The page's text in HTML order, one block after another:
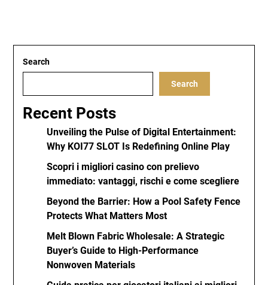
Search
Search
Recent Posts
Unveiling the Pulse of Digital Entertainment:
Why KOI77 SLOT Is Redefining Online Play
Scopri i migliori casino con prelievo
immediato: vantaggi, rischi e come scegliere
Beyond the Barrier: How a Pool Safety Fence
Protects What Matters Most
Melt Blown Fabric Wholesale: A Strategic
Buyer’s Guide to High-Performance
Nonwoven Materials